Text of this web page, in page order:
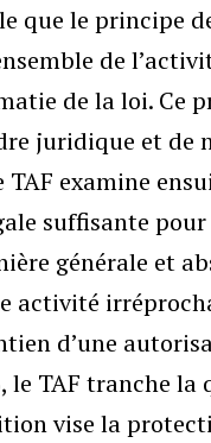
que le principe
de
de la loi. Ce
juridique et de
examine
suffisante
générale et
activité
d’une
le TAF tranche la
vise la